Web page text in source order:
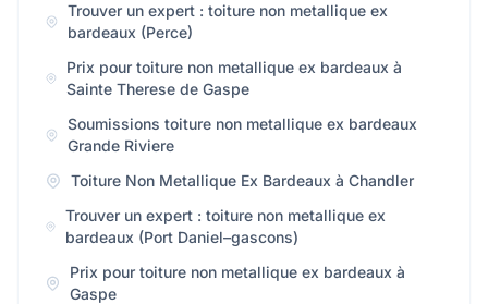
Trouver un expert : toiture non metallique ex
bardeaux (Perce)
Prix pour toiture non metallique ex bardeaux à
Sainte Therese de Gaspe
Soumissions toiture non metallique ex bardeaux
Grande Riviere
Toiture Non Metallique Ex Bardeaux à Chandler
Trouver un expert : toiture non metallique ex
bardeaux (Port Daniel–gascons)
Prix pour toiture non metallique ex bardeaux à
Gaspe